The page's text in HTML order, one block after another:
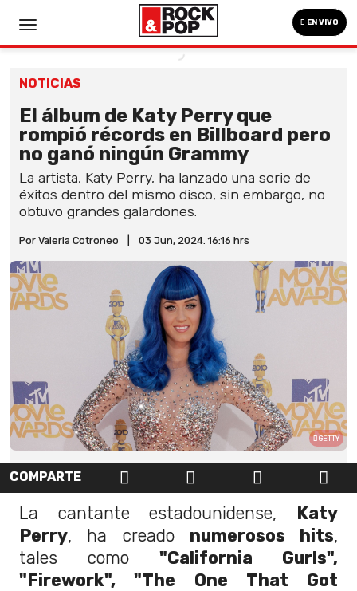
EN VIVO
NOTICIAS
El álbum de Katy Perry que
rompió récords en Billboard pero
no ganó ningún Grammy
La artista, Katy Perry, ha lanzado una serie de
éxitos dentro del mismo disco, sin embargo, no
obtuvo grandes galardones.
Por Valeria Cotroneo 03 Jun, 2024. 16:16 hrs
GETTY
COMPARTE
La cantante estadounidense, Katy
Perry, ha creado numerosos hits,
tales como "California Gurls",
"Firework", "The One That Got